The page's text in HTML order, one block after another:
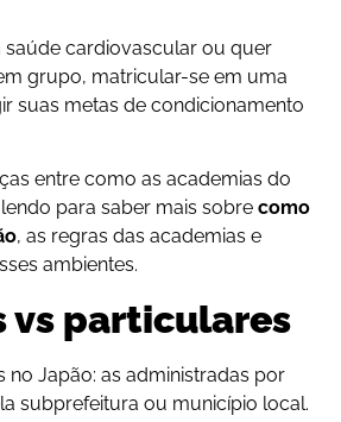
cardiovascular ou quer
grupo, matricular-se em uma
suas metas de condicionamento
entre como as academias do
para saber mais sobre como
, as regras das academias e
ambientes.
vs particulares
no Japão: as administradas por
subprefeitura ou município local.